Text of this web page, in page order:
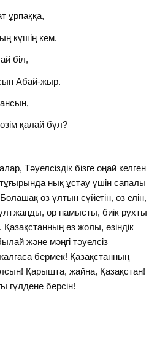
ұрпаққа,
күшің кем.
біл,
Абай-жыр.
қалай бұл?
Тәуелсіздік бізге оңай келген
тұғырында нық ұстау үшін сапалы
өз ұлтын сүйетін, өз елін,
өр намысты, биік рухты
өз жолы, өзіндік
және мәңгі тәуелсіз
бермек! Қазақстанның
Қарышта, жайна, Қазақстан!
гүлдене берсін!